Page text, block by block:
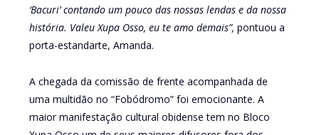
‘Bacuri’ contando um pouco das nossas lendas e da nossa
história. Valeu Xupa Osso, eu te amo demais”, pontuou a
porta-estandarte, Amanda.
A chegada da comissão de frente acompanhada de
uma multidão no “Fobódromo” foi emocionante. A
maior manifestação cultural obidense tem no Bloco